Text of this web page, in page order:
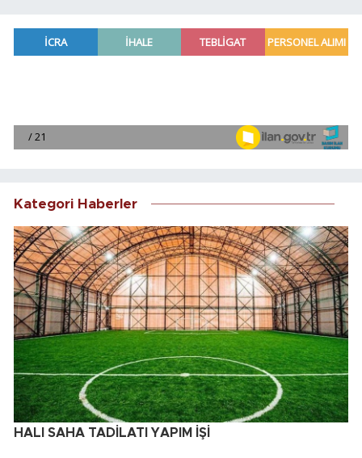
Kategori Haberler
HALI SAHA TADİLATI YAPIM İŞİ